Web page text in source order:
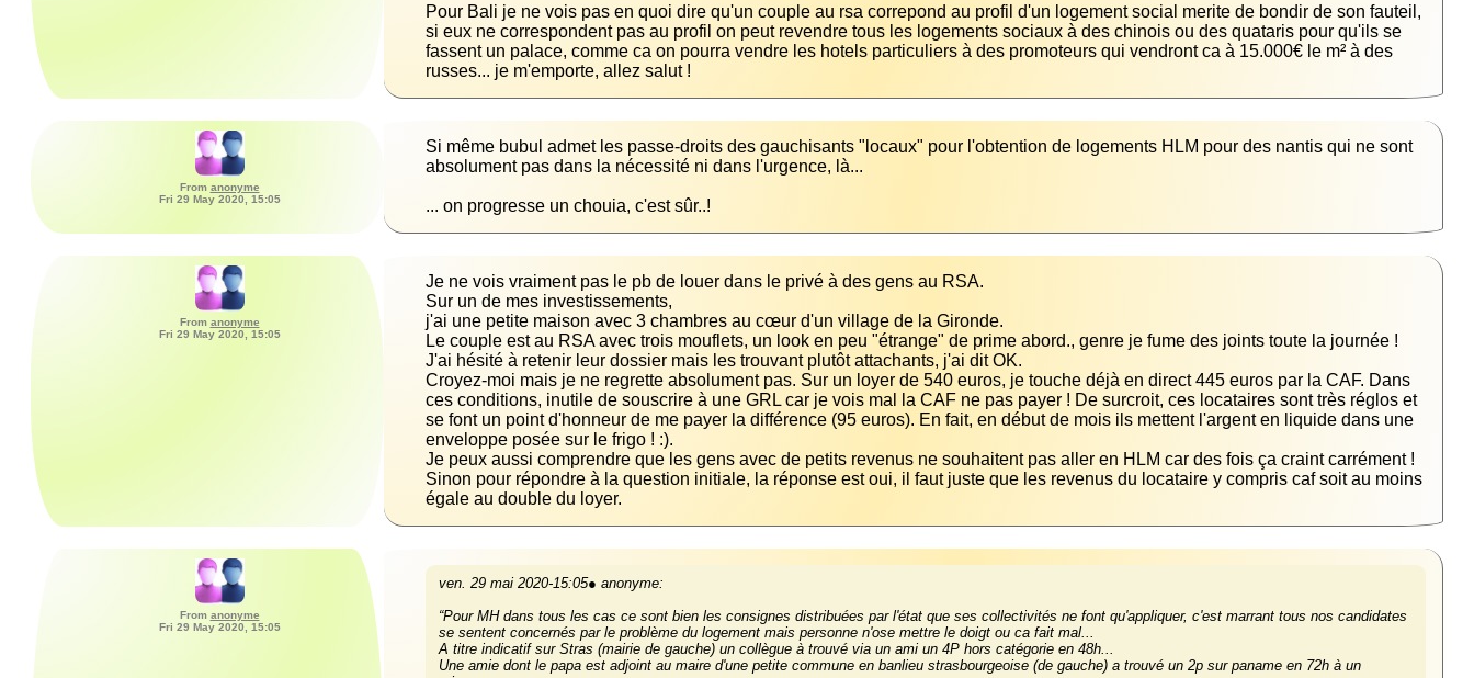
Pour Bali je ne vois pas en quoi dire qu'un couple au rsa correpond au profil d'un logement social merite de bondir de son fauteil,
si eux ne correspondent pas au profil on peut revendre tous les logements sociaux à des chinois ou des quataris pour qu'ils se
fassent un palace, comme ca on pourra vendre les hotels particuliers à des promoteurs qui vendront ca à 15.000€ le m² à des
russes... je m'emporte, allez salut !
From anonyme
Fri 29 May 2020, 15:05
Si même bubul admet les passe-droits des gauchisants "locaux" pour l'obtention de logements HLM pour des nantis qui ne sont
... on progresse un chouia, c'est sûr..!
From anonyme
Fri 29 May 2020, 15:05
Le couple est au RSA avec trois mouflets, un look en peu "étrange" de prime abord., genre je fume des joints toute la journée !
Croyez-moi mais je ne regrette absolument pas. Sur un loyer de 540 euros, je touche déjà en direct 445 euros par la CAF. Dans
ces conditions, inutile de souscrire à une GRL car je vois mal la CAF ne pas payer ! De surcroit, ces locataires sont très réglos et
se font un point d'honneur de me payer la différence (95 euros). En fait, en début de mois ils mettent l'argent en liquide dans une
Sinon pour répondre à la question initiale, la réponse est oui, il faut juste que les revenus du locataire y compris caf soit au moins
égale au double du loyer.
From anonyme
Fri 29 May 2020, 15:05
ven. 29 mai 2020-15:05● anonyme:
“Pour MH dans tous les cas ce sont bien les consignes distribuées par l'état que ses collectivités ne font qu'appliquer, c'est marrant tous nos candidates
Une amie dont le papa est adjoint au maire d'une petite commune en banlieu strasbourgeoise (de gauche) a trouvé un 2p sur paname en 72h à un